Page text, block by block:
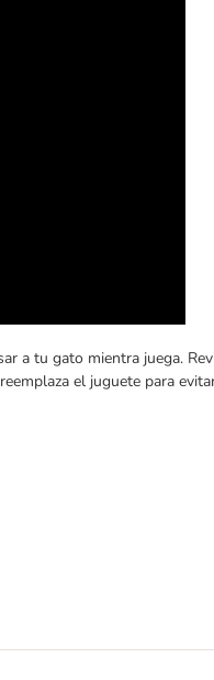
a tu gato mientra juega.
el juguete para